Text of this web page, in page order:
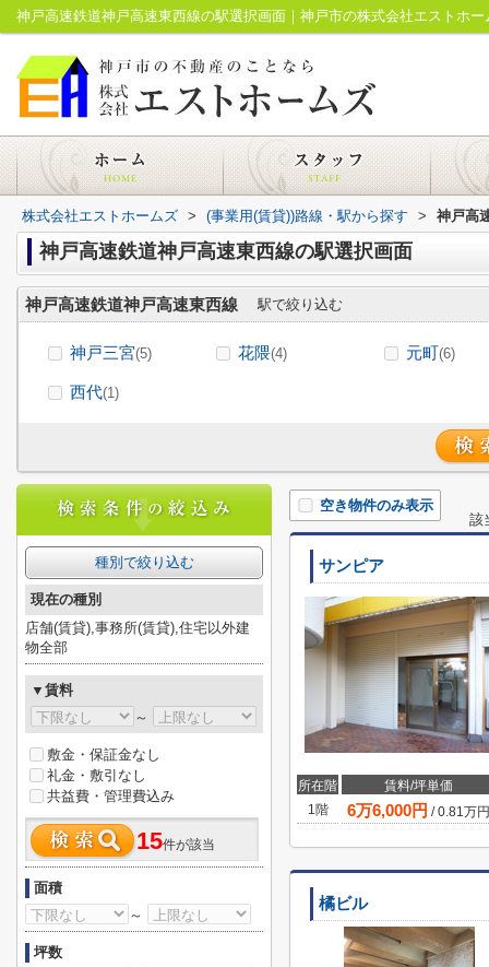
神戸高速鉄道神戸高速東西線の駅選択画面｜神戸市の株式会社エストホー
株式会社エストホームズ > (事業用(賃貸))路線・駅から探す > 神戸高
神戸高速鉄道神戸高速東西線の駅選択画面
神戸高速鉄道神戸高速東西線 駅で絞り込む
神戸三宮(5) 花隈(4) 元町(6)
西代(1)
空き物件のみ表示
該
サンピア
所在階
賃料/坪単価
1階
6万6,000円 /0.81万円
橘ビル
種別で絞り込む
現在の種別
店舗(賃貸),事務所(賃貸),住宅以外建
物全部
▼賃料
～
敷金・保証金なし
礼金・敷引なし
共益費・管理費込み
15件が該当
面積
～
坪数